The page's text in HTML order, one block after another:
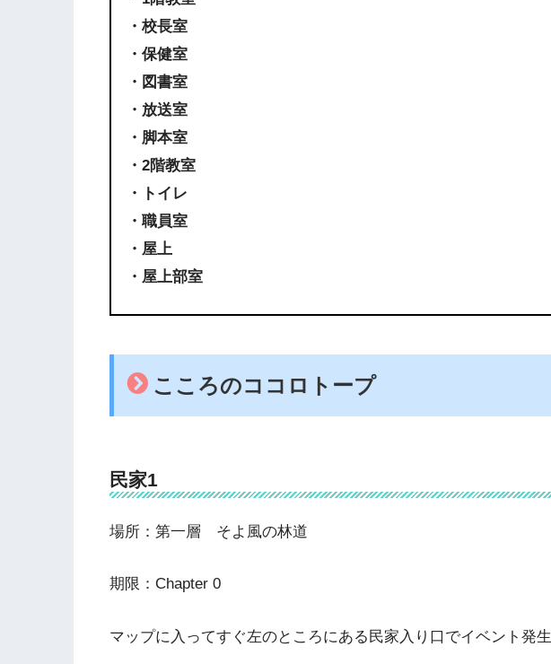
・校長室
・保健室
・図書室
・放送室
・脚本室
・2階教室
・トイレ
・職員室
・屋上
・屋上部室
こころのココロトープ
民家1
場所：第一層 そよ風の林道
期限：Chapter 0
マップに入ってすぐ左のところにある民家入り口でイベント発生